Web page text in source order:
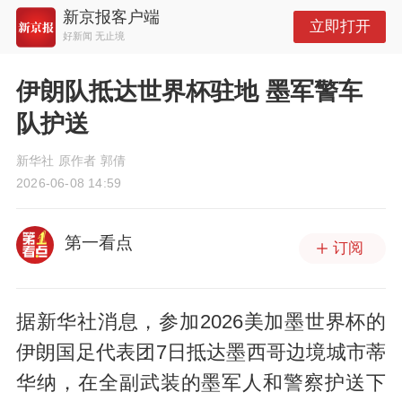
新京报客户端
好新闻 无止境
立即打开
伊朗队抵达世界杯驻地 墨军警车
队护送
新华社 原作者 郭倩
2026-06-08 14:59
第一看点 订阅
据新华社消息，参加2026美加墨世界杯的
伊朗国足代表团7日抵达墨西哥边境城市蒂
华纳，在全副武装的墨军人和警察护送下